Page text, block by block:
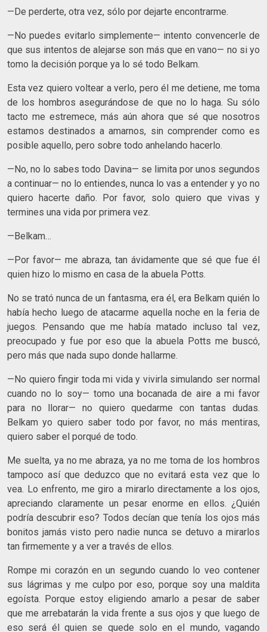
—De perderte, otra vez, sólo por dejarte encontrarme.
—No puedes evitarlo simplemente— intento convencerle de
que sus intentos de alejarse son más que en vano— no si yo
tomo la decisión porque ya lo sé todo Belkam.
Esta vez quiero voltear a verlo, pero él me detiene, me toma
de los hombros asegurándose de que no lo haga. Su sólo
tacto me estremece, más aún ahora que sé que nosotros
estamos destinados a amarnos, sin comprender como es
posible aquello, pero sobre todo anhelando hacerlo.
—No, no lo sabes todo Davina— se limita por unos segundos
a continuar— no lo entiendes, nunca lo vas a entender y yo no
quiero hacerte daño. Por favor, solo quiero que vivas y
termines una vida por primera vez.
—Belkam…
—Por favor— me abraza, tan ávidamente que sé que fue él
quien hizo lo mismo en casa de la abuela Potts.
No se trató nunca de un fantasma, era él, era Belkam quién lo
había hecho luego de atacarme aquella noche en la feria de
juegos. Pensando que me había matado incluso tal vez,
preocupado y fue por eso que la abuela Potts me buscó,
pero más que nada supo donde hallarme.
—No quiero fingir toda mi vida y vivirla simulando ser normal
cuando no lo soy— tomo una bocanada de aire a mi favor
para no llorar— no quiero quedarme con tantas dudas.
Belkam yo quiero saber todo por favor, no más mentiras,
quiero saber el porqué de todo.
Me suelta, ya no me abraza, ya no me toma de los hombros
tampoco así que deduzco que no evitará esta vez que lo
vea. Lo enfrento, me giro a mirarlo directamente a los ojos,
apreciando claramente un pesar enorme en ellos. ¿Quién
podría descubrir eso? Todos decían que tenía los ojos más
bonitos jamás visto pero nadie nunca se detuvo a mirarlos
tan firmemente y a ver a través de ellos.
Rompe mi corazón en un segundo cuando lo veo contener
sus lágrimas y me culpo por eso, porque soy una maldita
egoísta. Porque estoy eligiendo amarlo a pesar de saber
que me arrebatarán la vida frente a sus ojos y que luego de
eso será él quien se quede solo en el mundo, vagando